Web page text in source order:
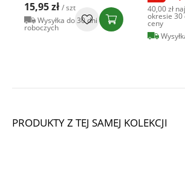
15,95 zł / szt
Wysyłka do 30 dni
roboczych
40,00 zł
okresie 30
ceny
PRODUKTY Z TEJ SAMEJ KOLEKCJI